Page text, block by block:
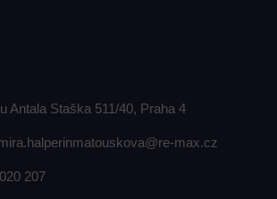
Antala Staška 511/40, Praha 4
max.cz
207